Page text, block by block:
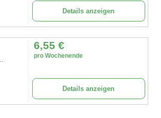
Details anzeigen
6,55 €
pro Wochenende
Details anzeigen